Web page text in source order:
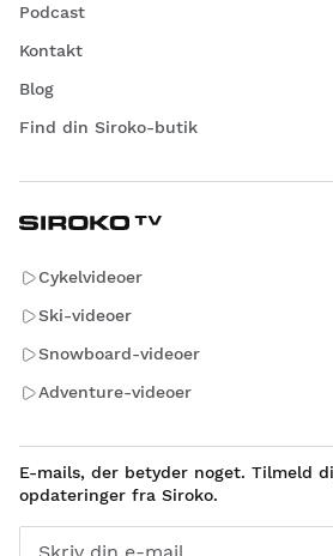
Podcast
Kontakt
Blog
Find din Siroko-butik
Cykelvideoer
Ski-videoer
Snowboard-videoer
Adventure-videoer
E-mails, der betyder noget. Tilmeld
opdateringer fra Siroko.
Skriv din e-mail